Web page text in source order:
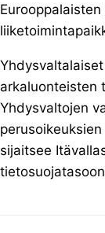
arkaluonteisten
Yhdysvaltojen
sijaitsee